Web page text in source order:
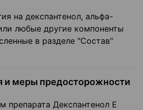
на декспантенол, альфа-
любые другие компоненты
в разделе "Состав"
и меры предосторожности
препарата Декспантенол Е